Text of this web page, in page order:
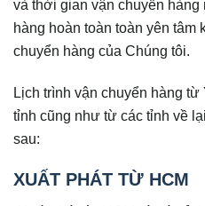
và thời gian vận chuyển hàng
hàng hoàn toàn toàn yên tâm
chuyển hàng của Chúng tôi.
Lịch trình vận chuyển hàng
tỉnh cũng như từ các tỉnh về
sau:
XUẤT PHÁT TỪ HCM